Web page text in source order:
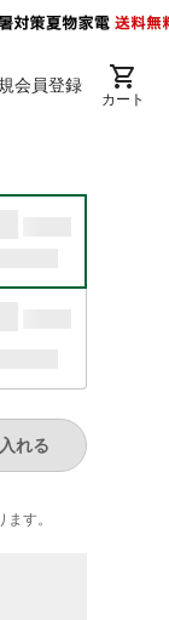
会員登録
カート
れる
す。